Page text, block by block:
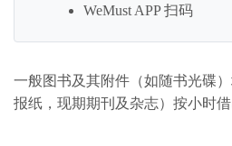
WeMust APP 扫码
一般图书及其附件（如随书光碟
报纸，现期期刊及杂志）按小时借